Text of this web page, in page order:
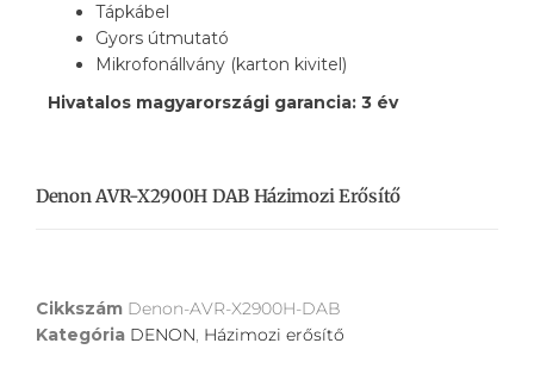
Tápkábel
Gyors útmutató
Mikrofonállvány (karton kivitel)
Hivatalos magyarországi garancia: 3 év
Denon AVR-X2900H DAB Házimozi Erősítő
Cikkszám Denon-AVR-X2900H-DAB
Kategória DENON, Házimozi erősítő